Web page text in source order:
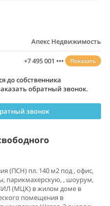
Апекс Недвижимость
+7 495 001 ••• Показать
до собственника
обратный звонок.
звонок
(ПСН) пл. 140 м2 под , офис,
парикмахерскую, , шоурум,
(МЦК) в жилом доме в
помещения в